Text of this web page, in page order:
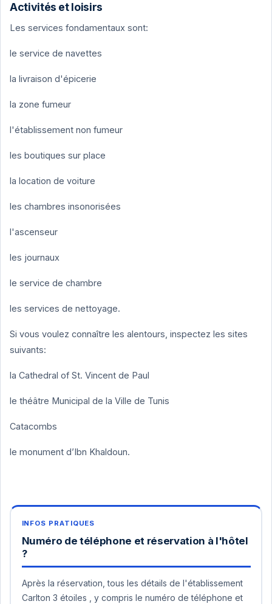
Activités et loisirs
Les services fondamentaux sont:
le service de navettes
la livraison d'épicerie
la zone fumeur
l'établissement non fumeur
les boutiques sur place
la location de voiture
les chambres insonorisées
l'ascenseur
les journaux
le service de chambre
les services de nettoyage.
Si vous voulez connaître les alentours, inspectez les sites
suivants:
la Cathedral of St. Vincent de Paul
le théâtre Municipal de la Ville de Tunis
Catacombs
le monument d’Ibn Khaldoun.
Numéro de téléphone et réservation à l'hôtel
?
Après la réservation, tous les détails de l'établissement
Carlton 3 étoiles , y compris le numéro de téléphone et